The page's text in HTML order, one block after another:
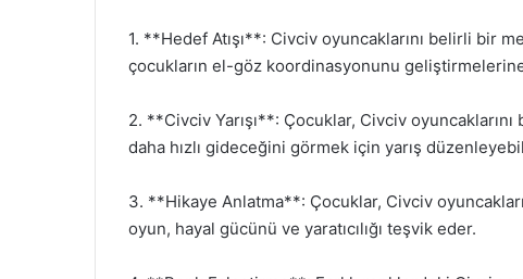
1. **Hedef Atışı**: Civciv oyuncaklarını belirli bir
çocukların el-göz koordinasyonunu geliştirmelerine
2. **Civciv Yarışı**: Çocuklar, Civciv
daha hızlı gideceğini görmek için yarış
3. **Hikaye Anlatma**: Çocuklar, Civciv
oyun, hayal gücünü ve yaratıcılığı teşvik eder.